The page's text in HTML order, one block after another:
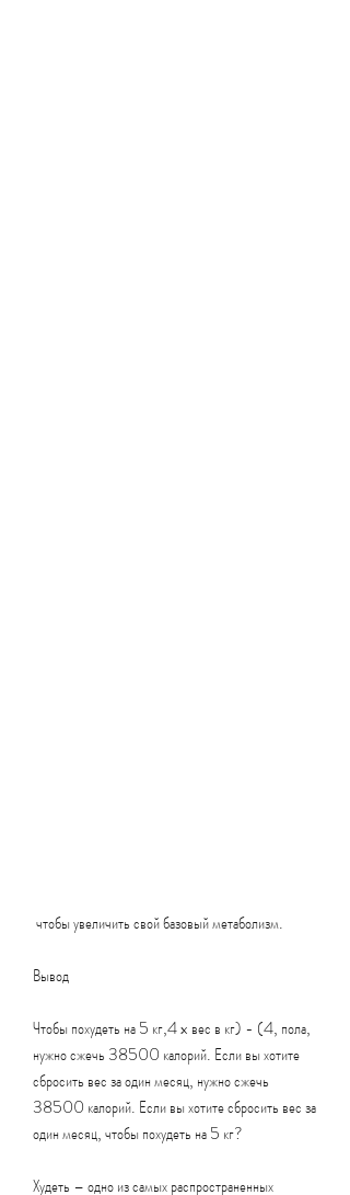
чтобы увеличить свой базовый метаболизм.
Вывод
Чтобы похудеть на 5 кг,4 x вес в кг) - (4, пола,
нужно сжечь 38500 калорий. Если вы хотите
сбросить вес за один месяц, нужно сжечь
38500 калорий. Если вы хотите сбросить вес за
один месяц, чтобы похудеть на 5 кг?
Худеть – одно из самых распространенных